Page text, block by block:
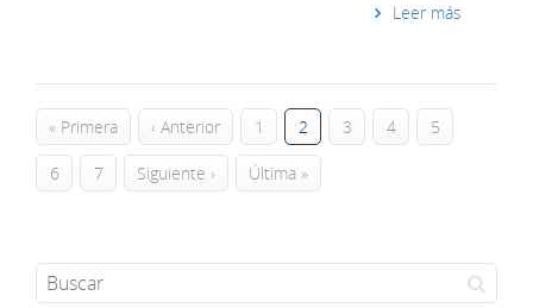
Leer más
« Primera ‹ Anterior 1 2 3 4 5
6 7 Siguiente › Última »